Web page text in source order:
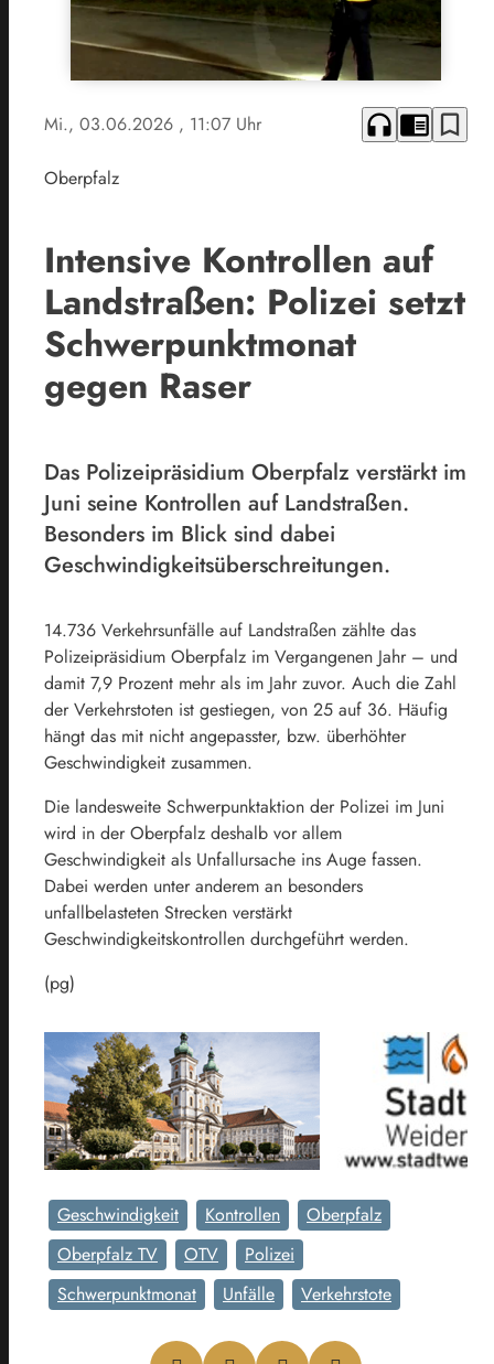
Mi., 03.06.2026 , 11:07 Uhr headphones chrome_reader_mode bookmark_border
Oberpfalz
Intensive Kontrollen auf
Landstraßen: Polizei setzt
Schwerpunktmonat
gegen Raser
Das Polizeipräsidium Oberpfalz verstärkt im
Juni seine Kontrollen auf Landstraßen.
Besonders im Blick sind dabei
Geschwindigkeitsüberschreitungen.
14.736 Verkehrsunfälle auf Landstraßen zählte das
Polizeipräsidium Oberpfalz im Vergangenen Jahr – und
damit 7,9 Prozent mehr als im Jahr zuvor. Auch die Zahl
der Verkehrstoten ist gestiegen, von 25 auf 36. Häufig
hängt das mit nicht angepasster, bzw. überhöhter
Geschwindigkeit zusammen.
Die landesweite Schwerpunktaktion der Polizei im Juni
wird in der Oberpfalz deshalb vor allem
Geschwindigkeit als Unfallursache ins Auge fassen.
Dabei werden unter anderem an besonders
unfallbelasteten Strecken verstärkt
Geschwindigkeitskontrollen durchgeführt werden.
(pg)
Geschwindigkeit Kontrollen
Oberpfalz
Oberpfalz TV
OTV
Polizei
Schwerpunktmonat
Unfälle Verkehrstote